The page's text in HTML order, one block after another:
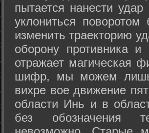
пытается нанести
уклониться
изменить траекторию
оборону противника
отражает магическая
шифр, мы можем лишь
вихре вое движение
области Инь и в
без обозначения